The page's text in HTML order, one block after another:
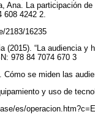
Ana. La participación
4242 2.
2183/16235
(2015). “La audiencia
978 84 7074 670 3
Cómo se miden las
y uso de
es/